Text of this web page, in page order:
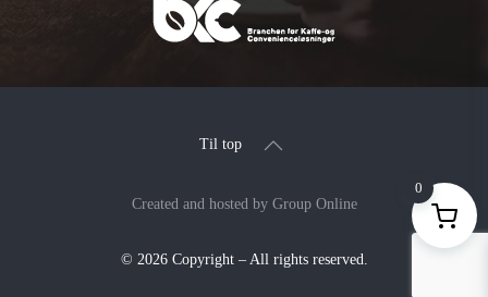
Til top
Created and hosted by Group Online
© 2026Copyright – All rights reserved
0